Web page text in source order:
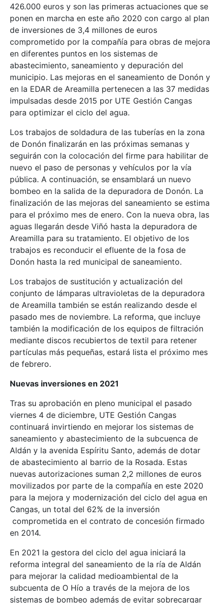
426.000 euros y son las primeras actuaciones que se
ponen en marcha en este año 2020 con cargo al plan
de inversiones de 3,4 millones de euros
comprometido por la compañía para obras de mejora
en diferentes puntos en los sistemas de
abastecimiento, saneamiento y depuración del
municipio. Las mejoras en el saneamiento de Donón y
en la EDAR de Areamilla pertenecen a las 37 medidas
impulsadas desde 2015 por UTE Gestión Cangas
para optimizar el ciclo del agua.
Los trabajos de soldadura de las tuberías en la zona
de Donón finalizarán en las próximas semanas y
seguirán con la colocación del firme para habilitar de
nuevo el paso de personas y vehículos por la vía
pública. A continuación, se ensamblará un nuevo
bombeo en la salida de la depuradora de Donón. La
finalización de las mejoras del saneamiento se estima
para el próximo mes de enero. Con la nueva obra, las
aguas llegarán desde Viñó hasta la depuradora de
Areamilla para su tratamiento. El objetivo de los
trabajos es reconducir el efluente de la fosa de
Donón hasta la red municipal de saneamiento.
Los trabajos de sustitución y actualización del
conjunto de lámparas ultravioletas de la depuradora
de Areamilla también se están realizando desde el
pasado mes de noviembre. La reforma, que incluye
también la modificación de los equipos de filtración
mediante discos recubiertos de textil para retener
partículas más pequeñas, estará lista el próximo mes
de febrero.
Nuevas inversiones en 2021
Tras su aprobación en pleno municipal el pasado
viernes 4 de diciembre, UTE Gestión Cangas
continuará invirtiendo en mejorar los sistemas de
saneamiento y abastecimiento de la subcuenca de
Aldán y la avenida Espíritu Santo, además de dotar
de abastecimiento al barrio de la Rosada. Estas
nuevas autorizaciones suman 2,2 millones de euros
movilizados por parte de la compañía en este 2020
para la mejora y modernización del ciclo del agua en
Cangas, un total del 62% de la inversión
comprometida en el contrato de concesión firmado
en 2014.
En 2021 la gestora del ciclo del agua iniciará la
reforma integral del saneamiento de la ría de Aldán
para mejorar la calidad medioambiental de la
subcuenta de O Hío a través de la mejora de los
sistemas de bombeo además de evitar sobrecargar